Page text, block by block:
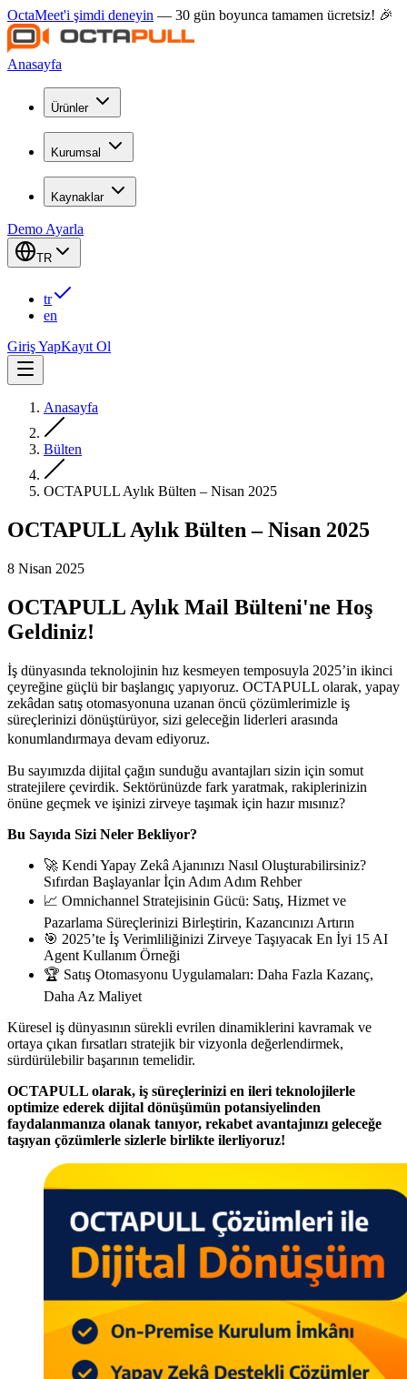
OctaMeet'i şimdi deneyin — 30 gün boyunca tamamen ücretsiz! 🎉
Anasayfa
Ürünler
Kurumsal
Kaynaklar
Demo Ayarla
TR
tr
en
Giriş YapKayıt Ol
Anasayfa
Bülten
OCTAPULL Aylık Bülten – Nisan 2025
OCTAPULL Aylık Bülten – Nisan 2025
8 Nisan 2025
OCTAPULL Aylık Mail Bülteni'ne Hoş
Geldiniz!
İş dünyasında teknolojinin hız kesmeyen temposuyla 2025’in ikinci
çeyreğine güçlü bir başlangıç yapıyoruz. OCTAPULL olarak, yapay
zekâdan satış otomasyonuna uzanan öncü çözümlerimizle iş
süreçlerinizi dönüştürüyor, sizi geleceğin liderleri arasında
konumlandırmaya devam ediyoruz.
Bu sayımızda dijital çağın sunduğu avantajları sizin için somut
stratejilere çevirdik. Sektörünüzde fark yaratmak, rakiplerinizin
önüne geçmek ve işinizi zirveye taşımak için hazır mısınız?
Bu Sayıda Sizi Neler Bekliyor?
🚀 Kendi Yapay Zekâ Ajanınızı Nasıl Oluşturabilirsiniz?
Sıfırdan Başlayanlar İçin Adım Adım Rehber
📈 Omnichannel Stratejisinin Gücü: Satış, Hizmet ve
Pazarlama Süreçlerinizi Birleştirin, Kazancınızı Artırın
🎯 2025’te İş Verimliliğinizi Zirveye Taşıyacak En İyi 15 AI
Agent Kullanım Örneği
🏆 Satış Otomasyonu Uygulamaları: Daha Fazla Kazanç,
Daha Az Maliyet
Küresel iş dünyasının sürekli evrilen dinamiklerini kavramak ve
ortaya çıkan fırsatları stratejik bir vizyonla değerlendirmek,
sürdürülebilir başarının temelidir.
OCTAPULL olarak, iş süreçlerinizi en ileri teknolojilerle
optimize ederek dijital dönüşümün potansiyelinden
faydalanmanıza olanak tanıyor, rekabet avantajınızı geleceğe
taşıyan çözümlerle sizlerle birlikte ilerliyoruz!